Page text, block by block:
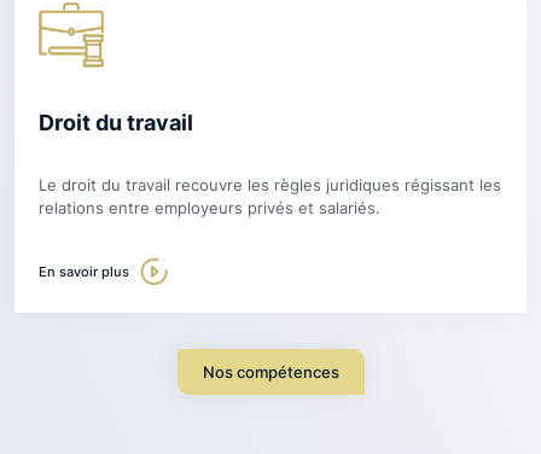
Droit du travail
Le droit du travail recouvre les règles juridiques régissant les
relations entre employeurs privés et salariés.
En savoir plus
Nos compétences